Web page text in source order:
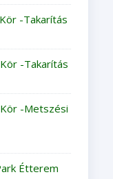
-Takarítás
-Takarítás
-Metszési
Étterem